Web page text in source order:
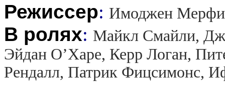
Режиссер: Имоджен
В ролях: Майкл Смайли,
Эйдан О’Харе, Керр Логан,
Рендалл, Патрик Фицсимонс,